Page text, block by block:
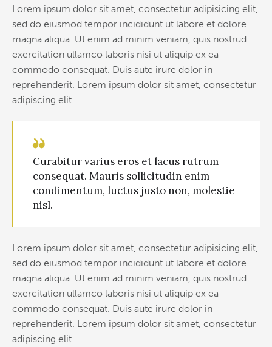
Lorem ipsum dolor sit amet, consectetur adipisicing elit,
sed do eiusmod tempor incididunt ut labore et dolore
magna aliqua. Ut enim ad minim veniam, quis nostrud
exercitation ullamco laboris nisi ut aliquip ex ea
commodo consequat. Duis aute irure dolor in
reprehenderit. Lorem ipsum dolor sit amet, consectetur
adipiscing elit.
Curabitur varius eros et lacus rutrum
consequat. Mauris sollicitudin enim
condimentum, luctus justo non, molestie
nisl.
Lorem ipsum dolor sit amet, consectetur adipisicing elit,
sed do eiusmod tempor incididunt ut labore et dolore
magna aliqua. Ut enim ad minim veniam, quis nostrud
exercitation ullamco laboris nisi ut aliquip ex ea
commodo consequat. Duis aute irure dolor in
reprehenderit. Lorem ipsum dolor sit amet, consectetur
adipiscing elit.